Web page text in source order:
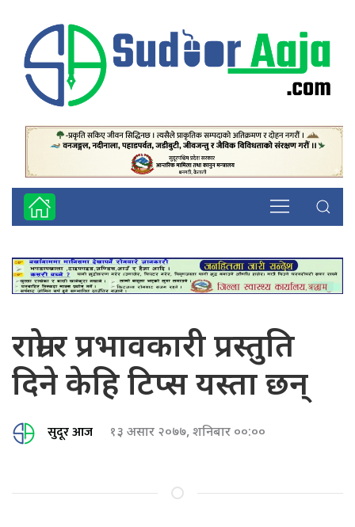
राम्रो र प्रभावकारी प्रस्तुति
दिने केहि टिप्स यस्ता छन्
सुदूर आज १३ असार २०७७, शनिबार ००:००